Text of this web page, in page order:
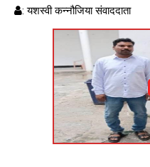
: यशस्वी कन्नौजिया संवाददाता